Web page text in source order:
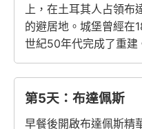
上，在土耳其人占領
的避居地。城堡曾經在
世紀50年代完成了重建
第5天：布達佩斯
早餐後開啟布達佩斯精